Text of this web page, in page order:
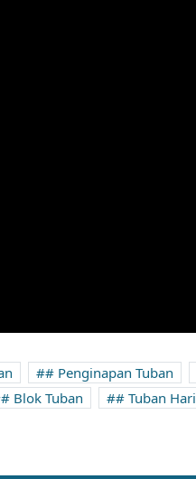
# Penginapan Tuban
# Blok Tuban # Tuban
2.000 Tiket